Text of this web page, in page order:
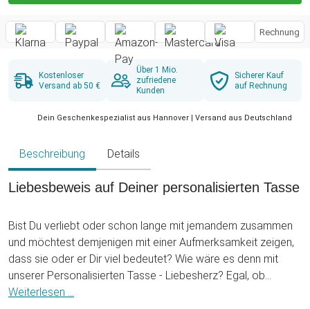
Rechnung
Kostenloser
Versand ab 50 €
Über 1 Mio.
zufriedene
Kunden
Sicherer Kauf
auf Rechnung
Dein Geschenkespezialist aus Hannover | Versand aus Deutschland
Beschreibung Details
Liebesbeweis auf Deiner personalisierten Tasse
Bist Du verliebt oder schon lange mit jemandem zusammen
und möchtest demjenigen mit einer Aufmerksamkeit zeigen,
dass sie oder er Dir viel bedeutet? Wie wäre es denn mit
unserer Personalisierten Tasse - Liebesherz? Egal, ob
zwischendurch oder für einen bestimmten Anlass wie
Weiterlesen ...